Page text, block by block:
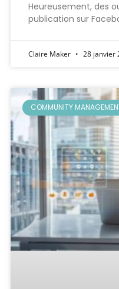
Heureusement, des
publication sur
Claire Maker 28 janvier
COMMUNITY